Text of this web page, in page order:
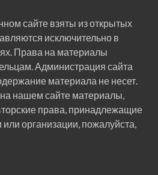
сайте взяты из открытых
исключительно в
Права на материалы
Администрация сайта
материала не несет.
нашем сайте материалы,
права, принадлежащие
организации, пожалуйста,